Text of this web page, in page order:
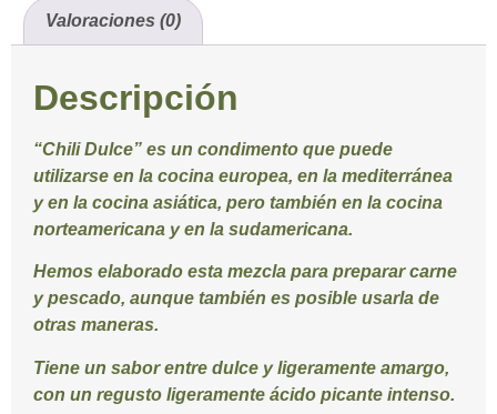
Valoraciones (0)
Descripción
“Chili Dulce” es un condimento que puede
utilizarse en la cocina europea, en la mediterránea
y en la cocina asiática, pero también en la cocina
norteamericana y en la sudamericana.
Hemos elaborado esta mezcla para preparar carne
y pescado, aunque también es posible usarla de
otras maneras.
Tiene un sabor entre dulce y ligeramente amargo,
con un regusto ligeramente ácido picante intenso.